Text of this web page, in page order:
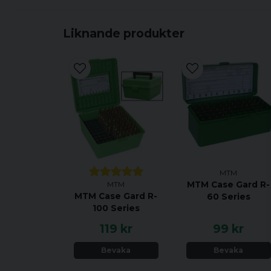
Liknande produkter
MTM
MTM Case Gard R-
100 Series
119 kr
Bevaka
MTM
MTM Case Gard R-
60 Series
99 kr
Bevaka